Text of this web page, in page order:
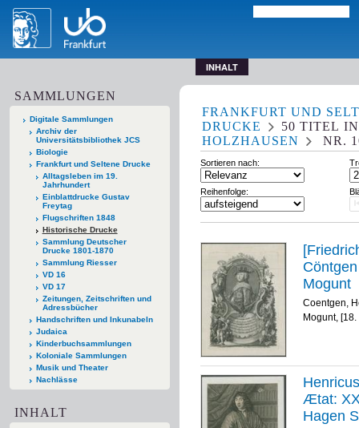
INHALT
SAMMLUNGEN
Digitale Sammlungen
Archiv der
Universitätsbibliothek JCS
Biologie
Frankfurt und Seltene Drucke
Alltagsleben im 19.
Jahrhundert
Einblattdrucke Gustav
Freytag
Flugschriften 1848
Historische Drucke
Sammlung Deutscher
Drucke 1801-1870
Sammlung Riesser
VD 16
VD 17
Zeitungen, Zeitschriften und
Adressbücher
Handschriften und Inkunabeln
Judaica
Kinderbuchsammlungen
Koloniale Sammlungen
Musik und Theater
Nachlässe
INHALT
FRANKFURT UND
DRUCKE
50 TITEL
HOLZHAUSEN
NR.
Sortieren nach:
Reihenfolge:
Mogunt
Coentgen,
Mogunt,
Ætat:
Hagen